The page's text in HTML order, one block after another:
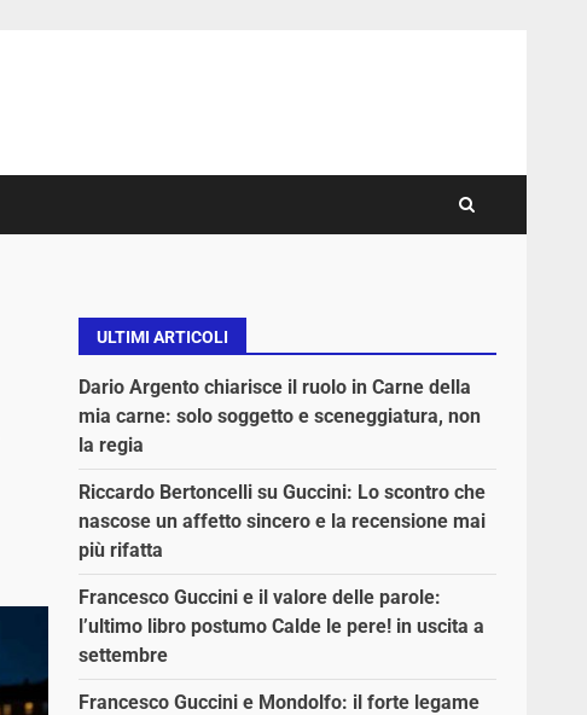
ULTIMI ARTICOLI
Dario Argento chiarisce il ruolo in Carne della
mia carne: solo soggetto e sceneggiatura, non
la regia
Riccardo Bertoncelli su Guccini: Lo scontro che
nascose un affetto sincero e la recensione mai
più rifatta
Francesco Guccini e il valore delle parole:
l’ultimo libro postumo Calde le pere! in uscita a
settembre
Francesco Guccini e Mondolfo: il forte legame